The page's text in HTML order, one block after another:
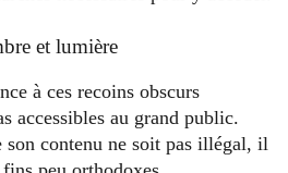
et lumière
à ces recoins obscurs
accessibles au grand public.
son contenu ne soit pas illégal, il